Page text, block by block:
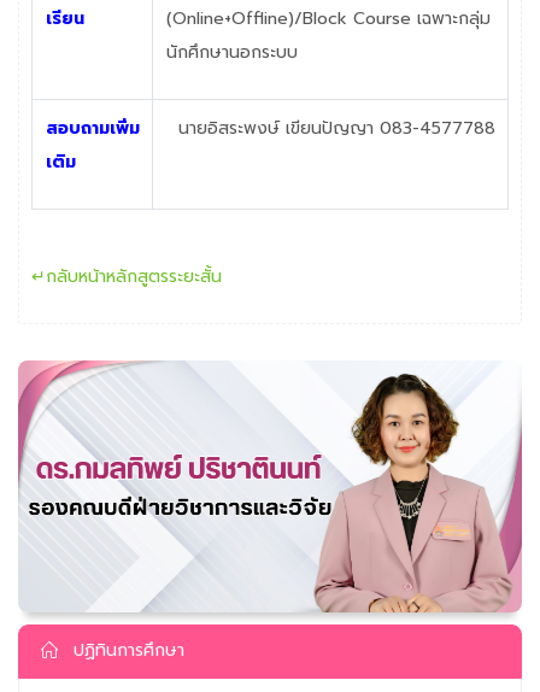
เรียน
(Online+Offline)/Block Course เฉพาะกลุ่ม
นักศึกษานอกระบบ
สอบถามเพิ่ม
เติม
นายอิสระพงษ์ เขียนปัญญา 083-4577788
↵กลับหน้าหลักสูตรระยะสั้น
ปฏิทินการศึกษา